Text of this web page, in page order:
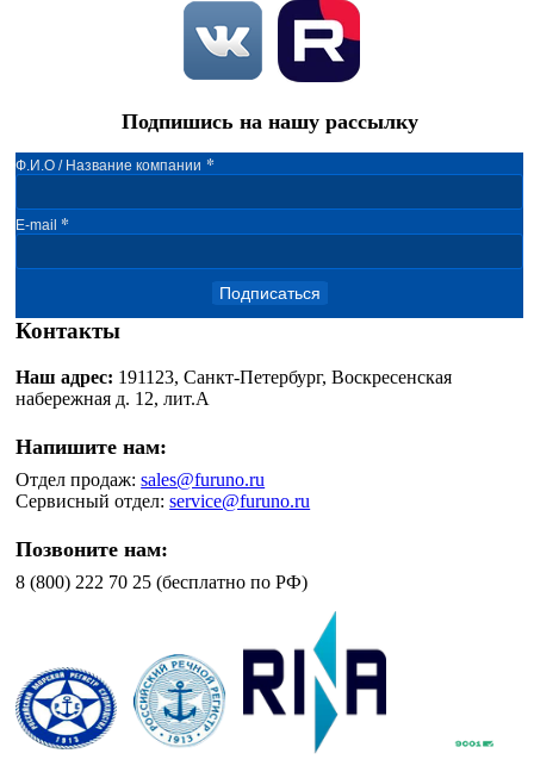
Подпишись на нашу рассылку
Ф.И.О / Название компании *
E-mail *
Подписаться
Контакты
Наш адрес: 191123, Санкт-Петербург, Воскресенская
набережная д. 12, лит.А
Напишите нам:
Отдел продаж:sales@furuno.ru
Сервисный отдел:service@furuno.ru
Позвоните нам:
8 (800) 222 70 25 (бесплатно по РФ)